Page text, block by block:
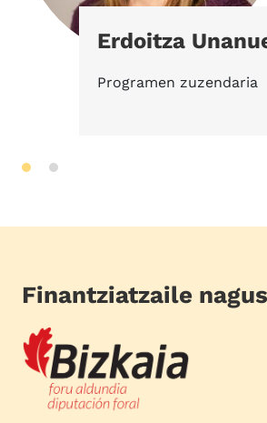
Erdoitza
Programen zuzendaria
Finantziatzaile